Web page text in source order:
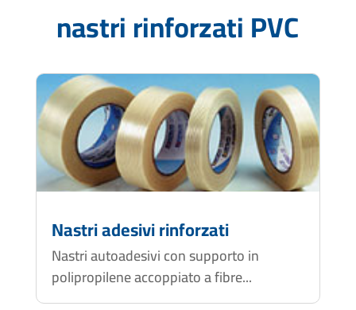
nastri rinforzati PVC
Nastri adesivi rinforzati
Nastri autoadesivi con supporto in
polipropilene accoppiato a fibre...